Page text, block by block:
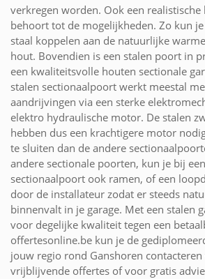
verkregen worden. Ook een
behoort tot de mogelijkheden. Zo kun
staal koppelen aan de natuurlijke
hout. Bovendien is een stalen poort in
een kwaliteitsvolle houten sectionale
stalen sectionaalpoort werkt meestal
aandrijvingen via een sterke
elektro hydraulische motor. De stalen
hebben dus een krachtigere motor
te sluiten dan de andere
andere sectionale poorten, kun je bij
sectionaalpoort ook ramen, of een
door de installateur zodat er steeds
binnenvalt in je garage. Met een stalen
voor degelijke kwaliteit tegen een
offertesonline.be kun je de
jouw regio rond Ganshoren
vrijblijvende offertes of voor gratis